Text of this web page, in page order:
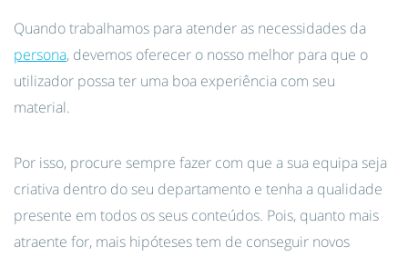
Quando trabalhamos para atender as necessidades da
persona, devemos oferecer o nosso melhor para que o
utilizador possa ter uma boa experiência com seu
material.
Por isso, procure sempre fazer com que a sua equipa seja
criativa dentro do seu departamento e tenha a qualidade
presente em todos os seus conteúdos. Pois, quanto mais
atraente for, mais hipóteses tem de conseguir novos